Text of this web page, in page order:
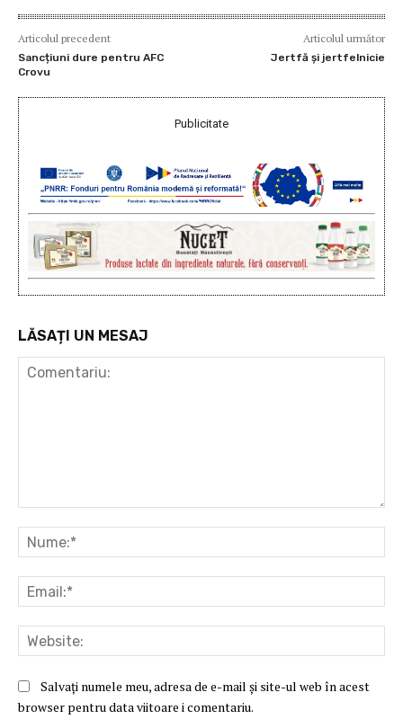
Articolul precedent
Sancțiuni dure pentru AFC
Crovu
Articolul următor
Jertfă și jertfelnicie
Publicitate
LĂSAȚI UN MESAJ
Salvați numele meu, adresa de e-mail și site-ul web în acest
browser pentru data viitoare i comentariu.